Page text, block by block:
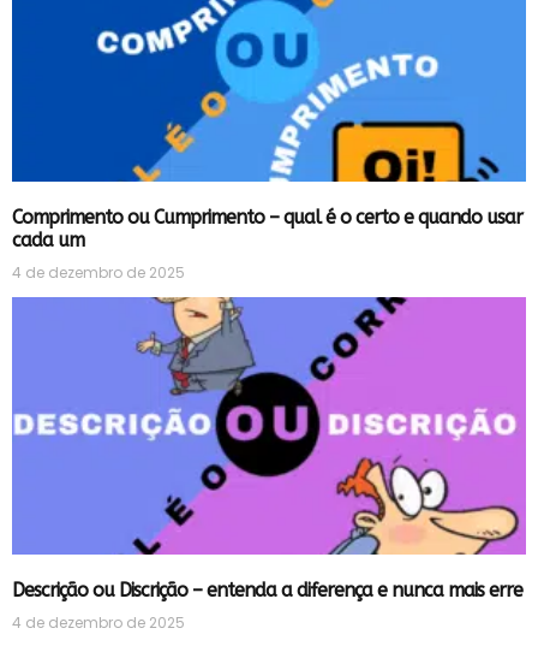
Comprimento ou Cumprimento – qual é o certo e quando usar
cada um
4 de dezembro de 2025
Descrição ou Discrição – entenda a diferença e nunca mais erre
4 de dezembro de 2025